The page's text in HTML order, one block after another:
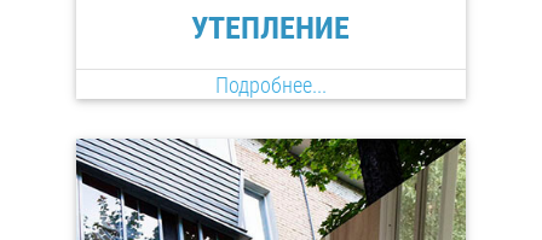
УТЕПЛЕНИЕ
Подробнее...